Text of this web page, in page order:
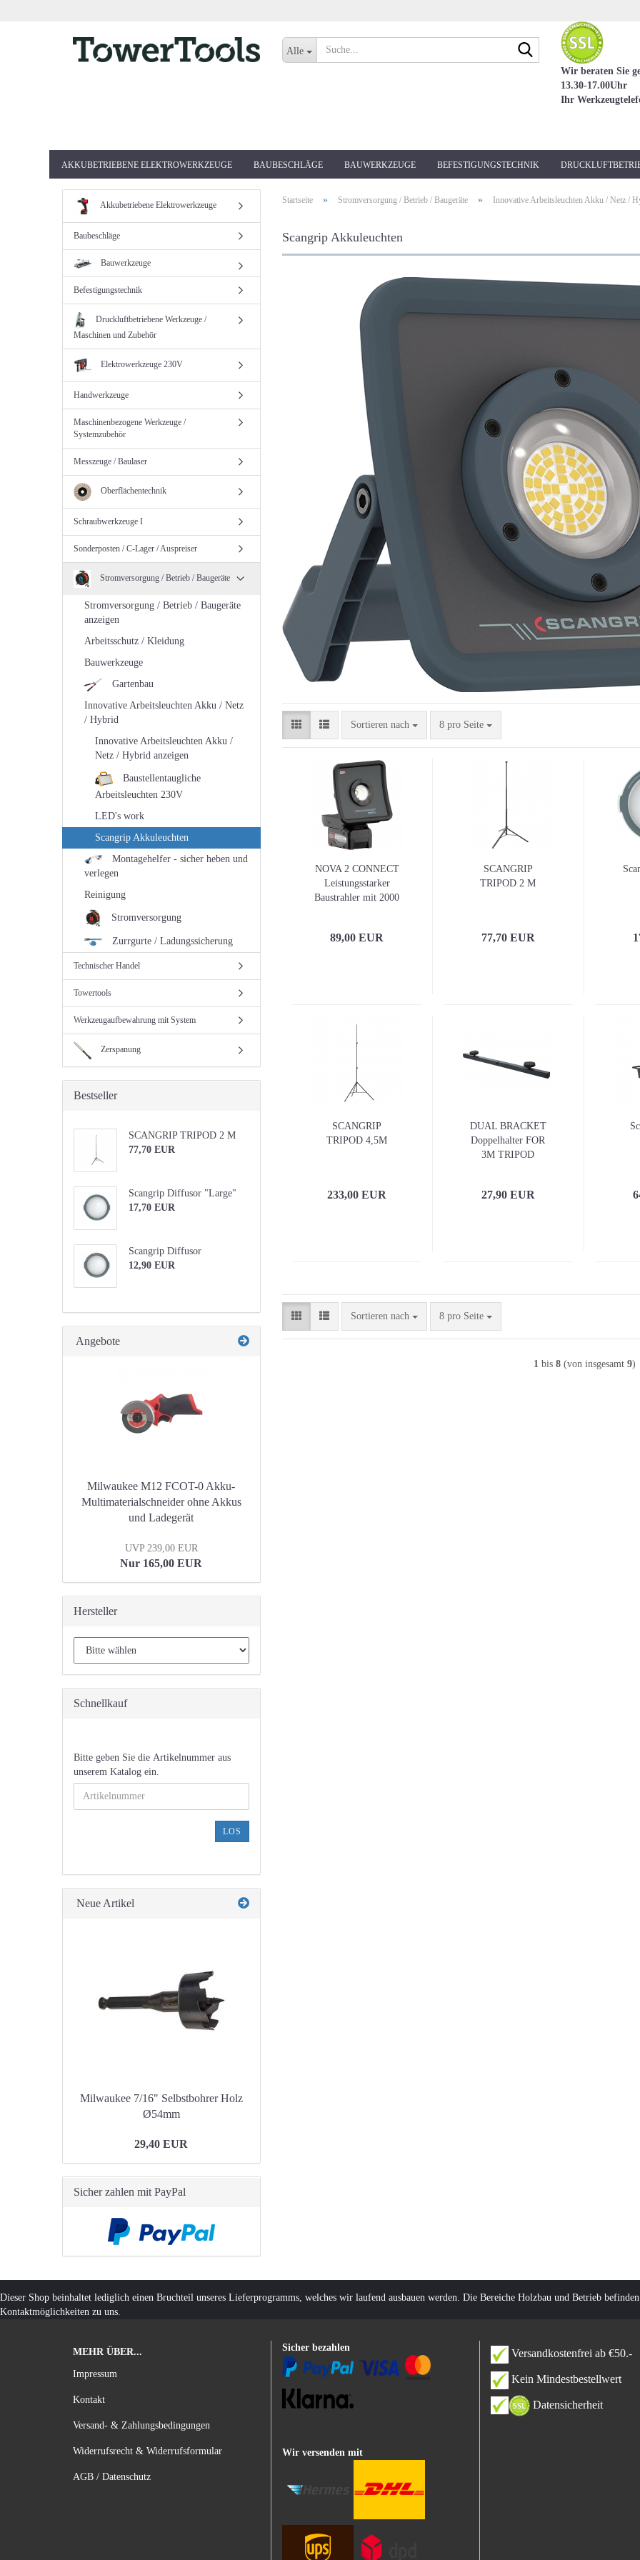
Alle
Suche...
Wir beraten Sie
13.30-17.00Uhr
Ihr
AKKUBETRIEBENE ELEKTROWERKZEUGE BAUBESCHLÄGE BAUWERKZEUGE BEFESTIGUNGSTECHNIK
Startseite » Stromversorgung / Betrieb / Baugeräte » Innovative Arbeitsleuchten Akku / Netz /
Scangrip Akkuleuchten
Sortieren nach
Sortieren nach 8 pro Seite
pro Seite
NOVA 2 CONNECT
Leistungsstarker
Baustrahler mit 2000
89,00 EUR
SCANGRIP
TRIPOD 2 M
77,70 EUR
SCANGRIP
TRIPOD 4,5M
233,00 EUR
DUAL BRACKET
Doppelhalter FOR
3M TRIPOD
27,90 EUR
Sortieren nach
Sortieren nach 8 pro Seite
pro Seite
1bis 8(von insgesamt 9)
Akkubetriebene Elektrowerkzeuge
Baubeschläge
Bauwerkzeuge
Befestigungstechnik
Druckluftbetriebene Werkzeuge /
Maschinen und Zubehör
Elektrowerkzeuge 230V
Handwerkzeuge
Maschinenbezogene Werkzeuge /
Systemzubehör
Messzeuge / Baulaser
Oberflächentechnik
Schraubwerkzeuge I
Sonderposten / C-Lager / Auspreiser
Stromversorgung / Betrieb / Baugeräte
Stromversorgung / Betrieb / Baugeräte
anzeigen
Arbeitsschutz / Kleidung
Bauwerkzeuge
Gartenbau
Innovative Arbeitsleuchten Akku / Netz
/ Hybrid
Innovative Arbeitsleuchten Akku /
Netz / Hybrid anzeigen
Baustellentaugliche
Arbeitsleuchten 230V
LED's work
Scangrip Akkuleuchten
Montagehelfer - sicher heben und
verlegen
Reinigung
Stromversorgung
Zurrgurte / Ladungssicherung
Technischer Handel
Towertools
Werkzeugaufbewahrung mit System
Zerspanung
Bestseller
SCANGRIP TRIPOD 2 M
77,70 EUR
Scangrip Diffusor "Large"
17,70 EUR
Scangrip Diffusor
12,90 EUR
Angebote
Milwaukee M12 FCOT-0 Akku-
Multimaterialschneider ohne Akkus
und Ladegerät
UVP 239,00 EUR
Nur 165,00 EUR
Hersteller
Schnellkauf
BITTE
GEBEN
SIE
DIE
ARTIKELNUMMER
Bitte geben Sie die Artikelnummer aus
unserem Katalog ein.
LOS
Neue Artikel
Milwaukee 7/16" Selbstbohrer Holz
Ø54mm
29,40 EUR
Sicher zahlen mit PayPal
Dieser Shop beinhaltet lediglich einen Bruchteil unseres Lieferprogramms, welches wir laufend ausbauen werden. Die Bereiche Holzbau und Betrieb
Kontaktmöglichkeiten zu uns.
MEHR ÜBER...
Impressum
Kontakt
Versand- & Zahlungsbedingungen
Widerrufsrecht & Widerrufsformular
AGB / Datenschutz
Sicher bezahlen
Wir versenden mit
Versandkostenfrei ab €50.-
Kein Mindestbestellwert
Datensicherheit